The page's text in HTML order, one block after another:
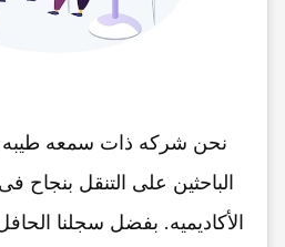
نحن شرکه ذات سمعه طیبه
الباحثین على التنقل بنجاح
الأکادیمیه. بفضل سجلنا